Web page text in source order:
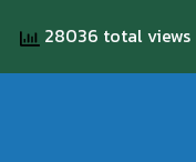
28036 total views